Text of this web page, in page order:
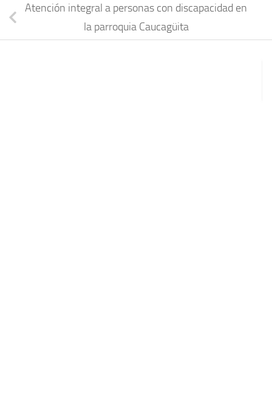
Atención integral a personas con discapacidad en
la parroquia Caucagüita